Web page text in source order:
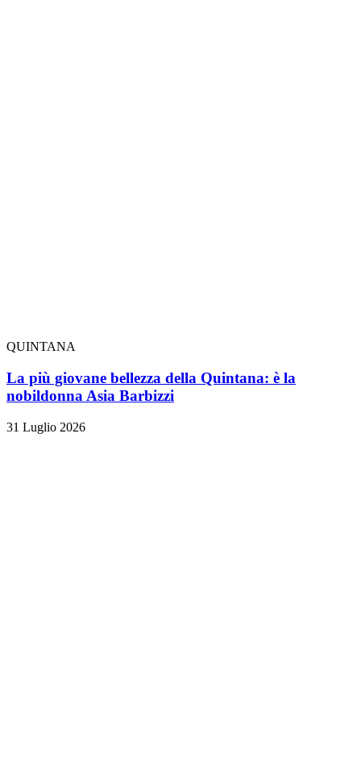
QUINTANA
La più giovane bellezza della Quintana: è la
nobildonna Asia Barbizzi
31 Luglio 2026